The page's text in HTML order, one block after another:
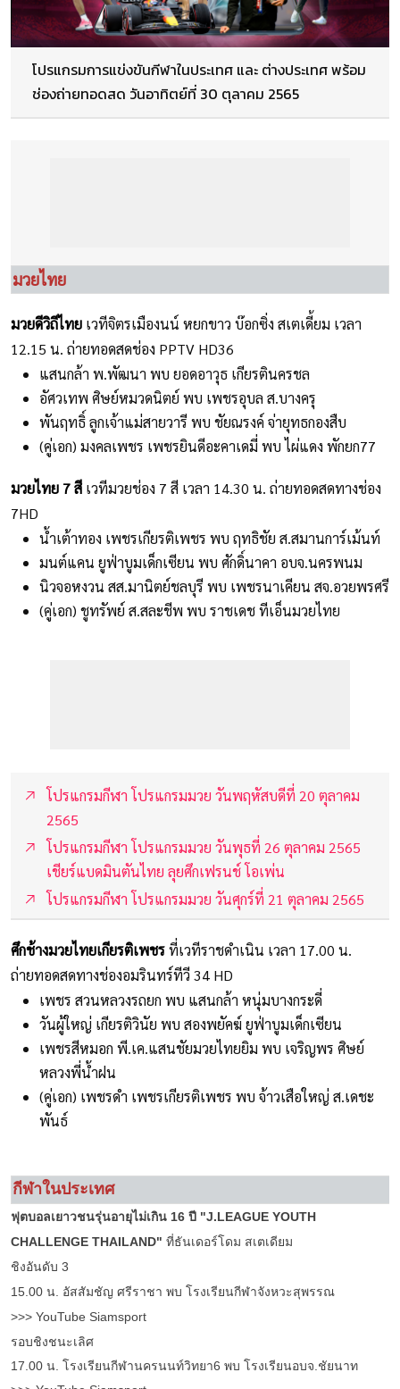
โปรแกรมการแข่งขันกีฬาในประเทศ และ ต่างประเทศ พร้อม
ช่องถ่ายทอดสด วันอาทิตย์ที่ 30 ตุลาคม 2565
มวยไทย
มวยดีวิถีไทย เวทีจิตรเมืองนน์ หยกขาว บ๊อกซิ่ง สเตเดี้ยม เวลา
12.15 น. ถ่ายทอดสดช่อง PPTV HD36
แสนกล้า พ.พัฒนา พบ ยอดอาวุธ เกียรตินครชล
อัศวเทพ ศิษย์หมวดนิตย์ พบ เพชรอุบล ส.บางครุ
พันฤทธิ์ ลูกเจ้าแม่สายวารี พบ ชัยณรงค์ จ่ายุทธกองสืบ
(คู่เอก) มงคลเพชร เพชรยินดีอะคาเดมี่ พบ ไผ่แดง พักยก77
มวยไทย 7 สีเวทีมวยช่อง 7 สี เวลา 14.30 น. ถ่ายทอดสดทางช่อง
7HD
น้ำเต้าทอง เพชรเกียรติเพชร พบ ฤทธิชัย ส.สมานการ์เม้นท์
มนต์แคน ยูฟ่าบูมเด็กเซียน พบ ศักดิ์นาคา อบจ.นครพนม
นิวจอหงวน สส.มานิตย์ชลบุรี พบ เพชรนาเคียน สจ.อวยพรศรี
(คู่เอก) ชูทรัพย์ ส.สละชีพ พบ ราชเดช ทีเอ็นมวยไทย
โปรแกรมกีฬา โปรแกรมมวย วันพฤหัสบดีที่ 20 ตุลาคม
2565
โปรแกรมกีฬา โปรแกรมมวย วันพุธที่ 26 ตุลาคม 2565
เชียร์แบดมินตันไทย ลุยศึกเฟรนช์ โอเพ่น
โปรแกรมกีฬา โปรแกรมมวย วันศุกร์ที่ 21 ตุลาคม 2565
ศึกช้างมวยไทยเกียรติเพชรที่เวทีราชดำเนิน เวลา 17.00 น.
ถ่ายทอดสดทางช่องอมรินทร์ทีวี 34 HD
เพชร สวนหลวงรถยก พบ แสนกล้า หนุ่มบางกระดี่
วันผู้ใหญ่ เกียรติวินัย พบ สองพยัคฆ์ ยูฟ่าบูมเด็กเซียน
เพชรสีหมอก พี.เค.แสนชัยมวยไทยยิม พบ เจริญพร ศิษย์
หลวงพี่น้ำฝน
(คู่เอก) เพชรดำ เพชรเกียรติเพชร พบ จ้าวเสือใหญ่ ส.เดชะ
พันธ์
กีฬาในประเทศ
ฟุตบอลเยาวชนรุ่นอายุไม่เกิน 16 ปี "J.LEAGUE YOUTH
CHALLENGE THAILAND" ที่ธันเดอร์โดม สเตเดียม
ชิงอันดับ 3
15.00 น. อัสสัมชัญ ศรีราชา พบ โรงเรียนกีฬาจังหวะสุพรรณ
>>> YouTube Siamsport
รอบชิงชนะเลิศ
17.00 น. โรงเรียนกีฬานครนนท์วิทยา6 พบ โรงเรียนอบจ.ชัยนาท